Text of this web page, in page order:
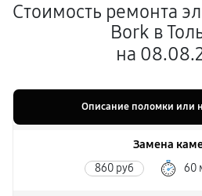
Стоимость ремонта
Bork в
на
Описание поломки или
Замена
860 руб 60